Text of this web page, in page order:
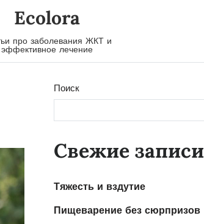
Ecolora
про заболевания ЖКТ и
эффективное лечение
Поиск
Свежие записи
Тяжесть и вздутие
Пищеварение без сюрпризов